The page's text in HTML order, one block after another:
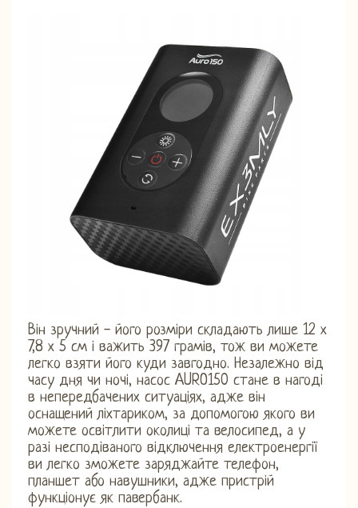
Він зручний - його розміри складають лише 12 х
7,8 х 5 см і важить 397 грамів, тож ви можете
легко взяти його куди завгодно. Незалежно від
часу дня чи ночі, насос AURO150 стане в нагоді
в непередбачених ситуаціях, адже він
оснащений ліхтариком, за допомогою якого ви
можете освітлити околиці та велосипед, а у
разі несподіваного відключення електроенергії
ви легко зможете заряджайте телефон,
планшет або навушники, адже пристрій
функціонує як павербанк.